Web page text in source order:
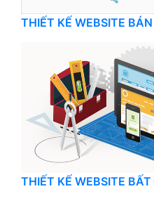
THIẾT KẾ WEBSITE
THIẾT KẾ WEBSITE